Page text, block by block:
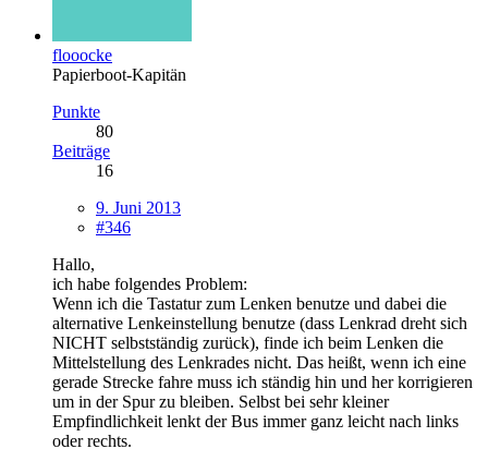
flooocke
Papierboot-Kapitän
Punkte
80
Beiträge
16
9. Juni 2013
#346
Hallo,
ich habe folgendes Problem:
Wenn ich die Tastatur zum Lenken benutze und dabei die
alternative Lenkeinstellung benutze (dass Lenkrad dreht sich
NICHT selbstständig zurück), finde ich beim Lenken die
Mittelstellung des Lenkrades nicht. Das heißt, wenn ich eine
gerade Strecke fahre muss ich ständig hin und her korrigieren
um in der Spur zu bleiben. Selbst bei sehr kleiner
Empfindlichkeit lenkt der Bus immer ganz leicht nach links
oder rechts.